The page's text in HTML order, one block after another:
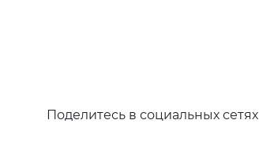
Поделитесь в социальных сетях